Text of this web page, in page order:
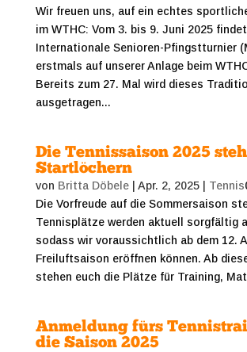
Wir freuen uns, auf ein echtes
im WTHC: Vom 3. bis 9. Juni 2025
Internationale Senioren-Pfingstturnier
erstmals auf unserer Anlage beim
Bereits zum 27. Mal wird dieses
ausgetragen...
Die Tennissaison 2025
Startlöchern
von Britta Döbele| Apr. 2, 2025| Tennis
Die Vorfreude auf die Sommersaison
Tennisplätze werden aktuell sorgfältig
sodass wir voraussichtlich ab dem 12.
Freiluftsaison eröffnen können. Ab
stehen euch die Plätze für Training,
Anmeldung fürs
die Saison 2025